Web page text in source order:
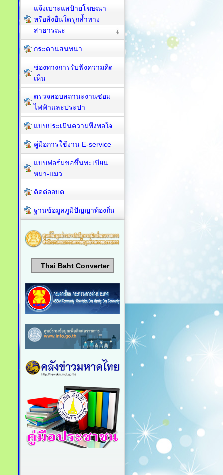
แจ้งเบาะแสป้ายโฆษณา
หรือสิ่งอื่นใดรุกล้ำทาง
สาธารณะ
กระดานสนทนา
ช่องทางการรับฟังความคิด
เห็น
ตรวจสอบสถานะงานซ่อม
ไฟฟ้าและประปา
แบบประเมินความพึงพอใจ
คู่มือการใช้งาน E-service
แบบฟอร์มขอขึ้นทะเบียน
หมา-แมว
ติดต่ออบต.
ฐานข้อมูลภูมิปัญญาท้องถิ่น
Thai Baht Converter